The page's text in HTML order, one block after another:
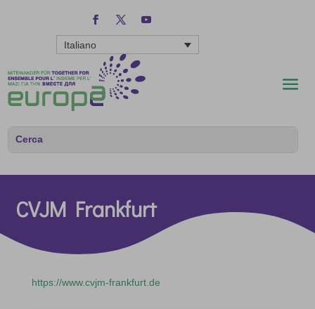
Italiano
CVJM Frankfurt
https://www.cvjm-frankfurt.de